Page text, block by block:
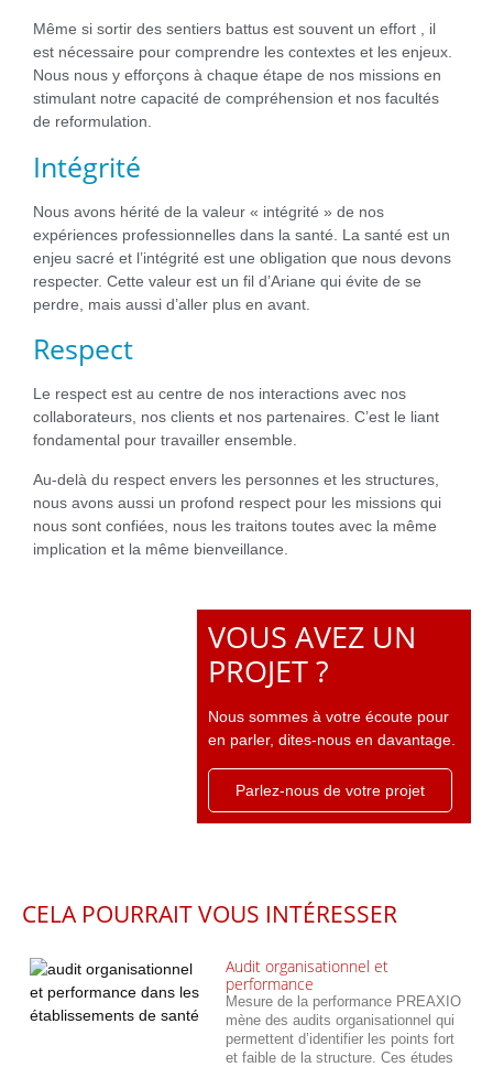
Même si sortir des sentiers battus est souvent un effort , il
est nécessaire pour comprendre les contextes et les enjeux.
Nous nous y efforçons à chaque étape de nos missions en
stimulant notre capacité de compréhension et nos facultés
de reformulation.
Intégrité
Nous avons hérité de la valeur « intégrité » de nos
expériences professionnelles dans la santé. La santé est un
enjeu sacré et l’intégrité est une obligation que nous devons
respecter. Cette valeur est un fil d’Ariane qui évite de se
perdre, mais aussi d’aller plus en avant.
Respect
Le respect est au centre de nos interactions avec nos
collaborateurs, nos clients et nos partenaires. C’est le liant
fondamental pour travailler ensemble.
Au-delà du respect envers les personnes et les structures,
nous avons aussi un profond respect pour les missions qui
nous sont confiées, nous les traitons toutes avec la même
implication et la même bienveillance.
VOUS AVEZ UN
PROJET ?
Nous sommes à votre écoute pour
en parler, dites-nous en davantage.
Parlez-nous de votre projet
CELA POURRAIT VOUS INTÉRESSER
Audit organisationnel et
performance
Mesure de la performance PREAXIO
mène des audits organisationnel qui
permettent d’identifier les points fort
et faible de la structure. Ces études